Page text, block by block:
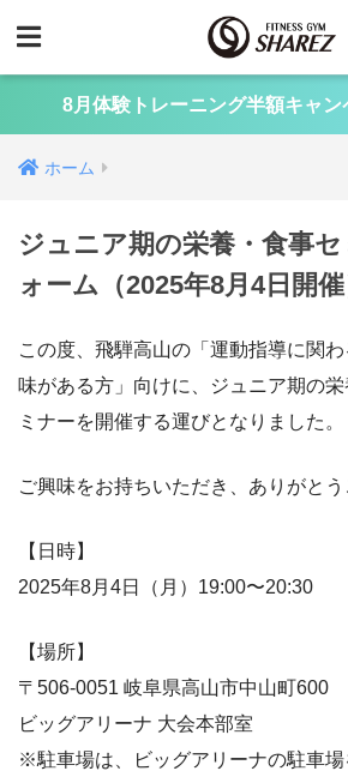
8月体験トレーニング半額キャン
ホーム
ジュニア期の栄養・食事
ォーム（2025年8月4日開催
この度、飛騨高山の「運動指導に関
味がある方」向けに、ジュニア期の
ミナーを開催する運びとなりました。
ご興味をお持ちいただき、ありがとう
【日時】
2025年8月4日（月）19:00〜20:30
【場所】
〒506-0051 岐阜県高山市中山町600
ビッグアリーナ 大会本部室
※駐車場は、ビッグアリーナの駐車場